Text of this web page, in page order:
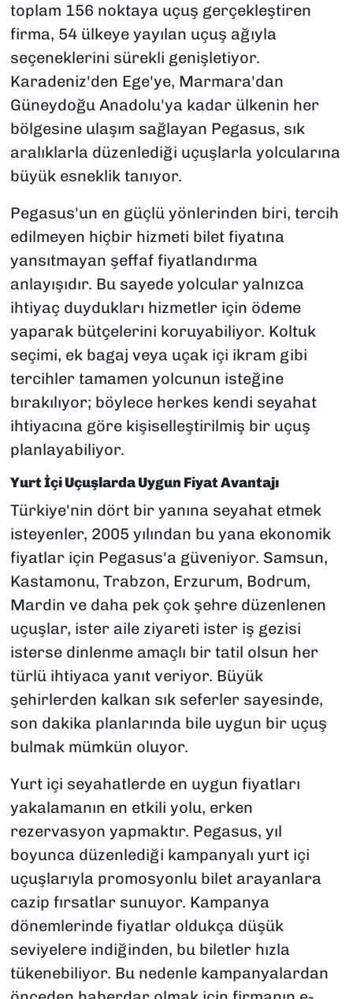
toplam 156 noktaya uçuş gerçekleştiren
firma, 54 ülkeye yayılan uçuş ağıyla
seçeneklerini sürekli genişletiyor.
Karadeniz'den Ege'ye, Marmara'dan
Güneydoğu Anadolu'ya kadar ülkenin her
bölgesine ulaşım sağlayan Pegasus, sık
aralıklarla düzenlediği uçuşlarla yolcularına
büyük esneklik tanıyor.
Pegasus'un en güçlü yönlerinden biri, tercih
edilmeyen hiçbir hizmeti bilet fiyatına
yansıtmayan şeffaf fiyatlandırma
anlayışıdır. Bu sayede yolcular yalnızca
ihtiyaç duydukları hizmetler için ödeme
yaparak bütçelerini koruyabiliyor. Koltuk
seçimi, ek bagaj veya uçak içi ikram gibi
tercihler tamamen yolcunun isteğine
bırakılıyor; böylece herkes kendi seyahat
ihtiyacına göre kişiselleştirilmiş bir uçuş
planlayabiliyor.
Yurt İçi Uçuşlarda Uygun Fiyat Avantajı
Türkiye'nin dört bir yanına seyahat etmek
isteyenler, 2005 yılından bu yana ekonomik
fiyatlar için Pegasus'a güveniyor. Samsun,
Kastamonu, Trabzon, Erzurum, Bodrum,
Mardin ve daha pek çok şehre düzenlenen
uçuşlar, ister aile ziyareti ister iş gezisi
isterse dinlenme amaçlı bir tatil olsun her
türlü ihtiyaca yanıt veriyor. Büyük
şehirlerden kalkan sık seferler sayesinde,
son dakika planlarında bile uygun bir uçuş
bulmak mümkün oluyor.
Yurt içi seyahatlerde en uygun fiyatları
yakalamanın en etkili yolu, erken
rezervasyon yapmaktır. Pegasus, yıl
boyunca düzenlediği kampanyalı yurt içi
uçuşlarıyla promosyonlu bilet arayanlara
cazip fırsatlar sunuyor. Kampanya
dönemlerinde fiyatlar oldukça düşük
seviyelere indiğinden, bu biletler hızla
tükenebiliyor. Bu nedenle kampanyalardan